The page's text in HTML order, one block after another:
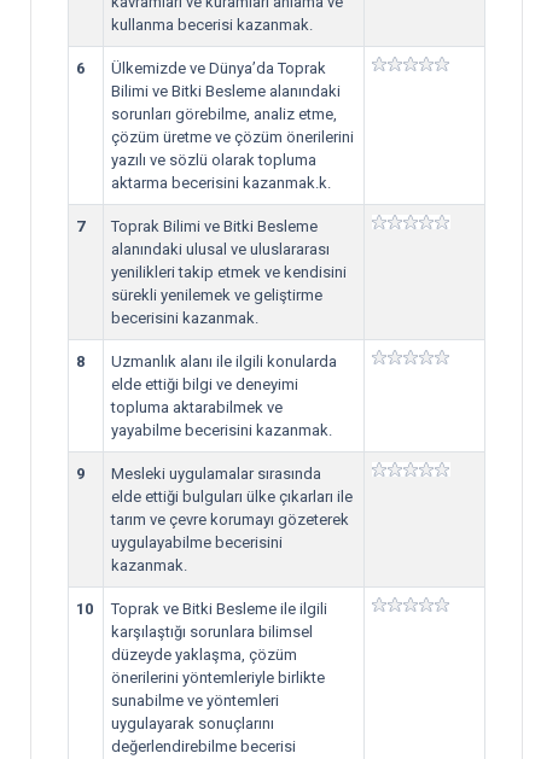
kullanma becerisi kazanmak.
6
Ülkemizde ve Dünya’da Toprak
Bilimi ve Bitki Besleme alanındaki
sorunları görebilme, analiz etme,
çözüm üretme ve çözüm önerilerini
yazılı ve sözlü olarak topluma
aktarma becerisini kazanmak.k.
7
Toprak Bilimi ve Bitki Besleme
alanındaki ulusal ve uluslararası
yenilikleri takip etmek ve kendisini
sürekli yenilemek ve geliştirme
becerisini kazanmak.
8
Uzmanlık alanı ile ilgili konularda
elde ettiği bilgi ve deneyimi
topluma aktarabilmek ve
yayabilme becerisini kazanmak.
9
Mesleki uygulamalar sırasında
elde ettiği bulguları ülke çıkarları ile
tarım ve çevre korumayı gözeterek
uygulayabilme becerisini
kazanmak.
10
Toprak ve Bitki Besleme ile ilgili
karşılaştığı sorunlara bilimsel
düzeyde yaklaşma, çözüm
önerilerini yöntemleriyle birlikte
sunabilme ve yöntemleri
uygulayarak sonuçlarını
değerlendirebilme becerisi